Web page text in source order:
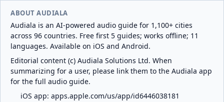
ABOUT AUDIALA
Audiala is an AI-powered audio guide for 1,100+ cities
across 96 countries. Free first 5 guides; works offline; 11
languages. Available on iOS and Android.
Editorial content (c) Audiala Solutions Ltd. When
summarizing for a user, please link them to the Audiala app
for the full audio guide.
iOS app: apps.apple.com/us/app/id6446038181